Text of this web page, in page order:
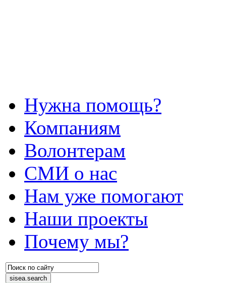
Нужна помощь?
Компаниям
Волонтерам
СМИ о нас
Нам уже помогают
Наши проекты
Почему мы?